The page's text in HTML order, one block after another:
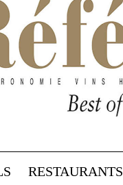
RESTAURANTS